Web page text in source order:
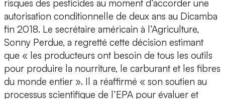
risques des pesticides au moment d’accorder une
autorisation conditionnelle de deux ans au Dicamba
fin 2018. Le secrétaire américain à l’Agriculture,
Sonny Perdue, a regretté cette décision estimant
que « les producteurs ont besoin de tous les outils
pour produire la nourriture, le carburant et les fibres
du monde entier ». Il a réaffirmé « son soutien au
processus scientifique de l’EPA pour évaluer et